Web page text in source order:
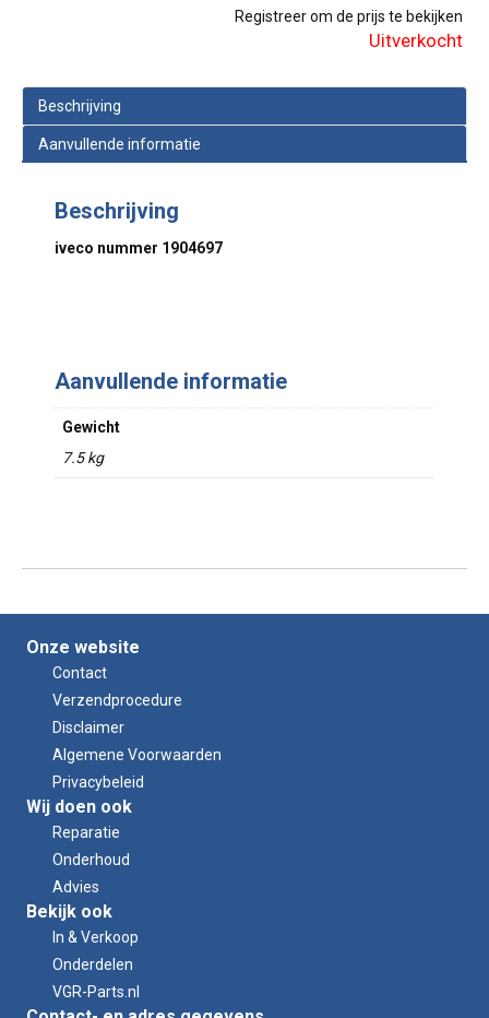
Registreer om de prijs te bekijken
Uitverkocht
Beschrijving
Aanvullende informatie
Beschrijving
iveco nummer 1904697
Aanvullende informatie
Gewicht
7.5 kg
Onze website
Contact
Verzendprocedure
Disclaimer
Algemene Voorwaarden
Privacybeleid
Wij doen ook
Reparatie
Onderhoud
Advies
Bekijk ook
In & Verkoop
Onderdelen
VGR-Parts.nl